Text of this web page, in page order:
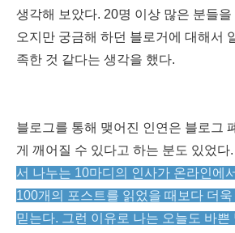
생각해 보았다. 20명 이상 많은 분들을
오지만 궁금해 하던 블로거에 대해서
족한 것 같다는 생각을 했다.
블로그를 통해 맺어진 인연은 블로그
게 깨어질 수 있다고 하는 분도 있었다
서 나누는 10마디의 인사가 온라인에
100개의 포스트를 읽었을 때보다 더
믿는다. 그런 이유로 나는 오늘도 바쁜